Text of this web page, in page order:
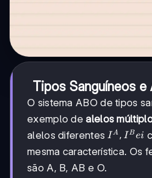
Tipos Sanguíneos
O sistema ABO de tipos
exemplo dealelos
alelos diferentesI^A,
I^B
e i
IA , IBei
mesma característica. Os
são A, B, AB e O.